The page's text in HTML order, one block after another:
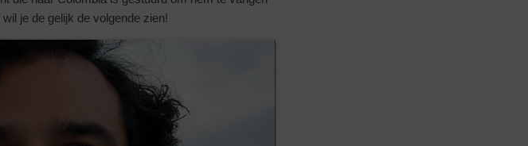
je de gelijk de volgende zien!